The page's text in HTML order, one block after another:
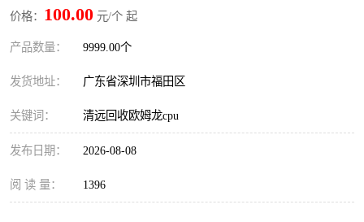
价格： 100.00 元/个 起
产品数量： 9999.00个
发货地址： 广东省深圳市福田区
关键词： 清远回收欧姆龙cpu
发布日期： 2026-08-08
阅 读 量： 1396